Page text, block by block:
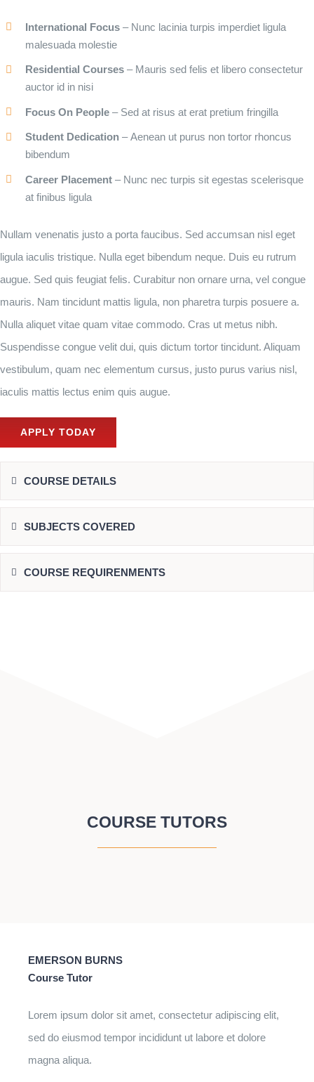
International Focus – Nunc lacinia turpis imperdiet ligula
malesuada molestie
Residential Courses – Mauris sed felis et libero consectetur
auctor id in nisi
Focus On People – Sed at risus at erat pretium fringilla
Student Dedication – Aenean ut purus non tortor rhoncus
bibendum
Career Placement – Nunc nec turpis sit egestas scelerisque
at finibus ligula
Nullam venenatis justo a porta faucibus. Sed accumsan nisl eget
ligula iaculis tristique. Nulla eget bibendum neque. Duis eu rutrum
augue. Sed quis feugiat felis. Curabitur non ornare urna, vel congue
mauris. Nam tincidunt mattis ligula, non pharetra turpis posuere a.
Nulla aliquet vitae quam vitae commodo. Cras ut metus nibh.
Suspendisse congue velit dui, quis dictum tortor tincidunt. Aliquam
vestibulum, quam nec elementum cursus, justo purus varius nisl,
iaculis mattis lectus enim quis augue.
APPLY TODAY
COURSE DETAILS
SUBJECTS COVERED
COURSE REQUIRENMENTS
COURSE TUTORS
EMERSON BURNS
Course Tutor
Lorem ipsum dolor sit amet, consectetur adipiscing elit,
sed do eiusmod tempor incididunt ut labore et dolore
magna aliqua.